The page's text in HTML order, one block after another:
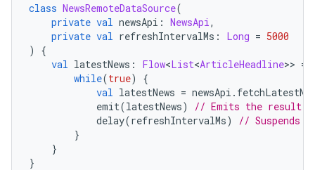
class NewsRemoteDataSource(
private val newsApi : NewsApi,
private val refreshIntervalMs : Long = 5000
)
{
val latestNews : Flow<List<ArticleHeadline>> =
while(true)
{
val latestNews = newsApi .
emit(latestNews)
// Emits the result
delay(refreshIntervalMs)
// Suspends
}
}
}